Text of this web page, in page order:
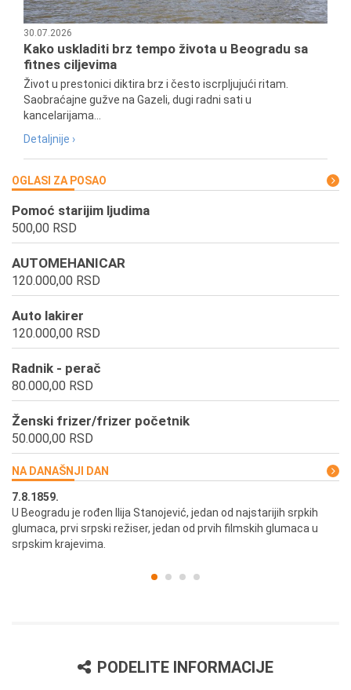
30.07.2026
Kako uskladiti brz tempo života u Beogradu sa
fitnes ciljevima
Život u prestonici diktira brz i često iscrpljujući ritam.
Saobraćajne gužve na Gazeli, dugi radni sati u
kancelarijama...
Detaljnije ›
OGLASI ZA POSAO
Pomoć starijim ljudima
500,00 RSD
AUTOMEHANICAR
120.000,00 RSD
Auto lakirer
120.000,00 RSD
Radnik - perač
80.000,00 RSD
Ženski frizer/frizer početnik
50.000,00 RSD
NA DANAŠNJI DAN
7.8.1859.
U Beogradu je rođen Ilija Stanojević, jedan od najstarijih srpkih
glumaca, prvi srpski režiser, jedan od prvih filmskih glumaca u
srpskim krajevima.
PODELITE INFORMACIJE